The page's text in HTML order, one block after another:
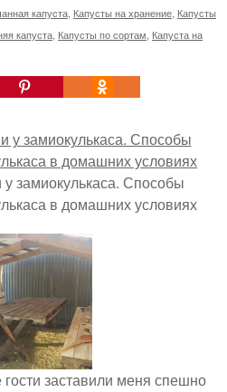
капуста Капусты на хранение Капусты
капуста Капусты по сортам Капуста на
у замиокулькаса. Способы
в домашних условиях
заставили меня спешно